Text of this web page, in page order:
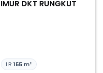
DKT RUNGKUT
LB:155 m²